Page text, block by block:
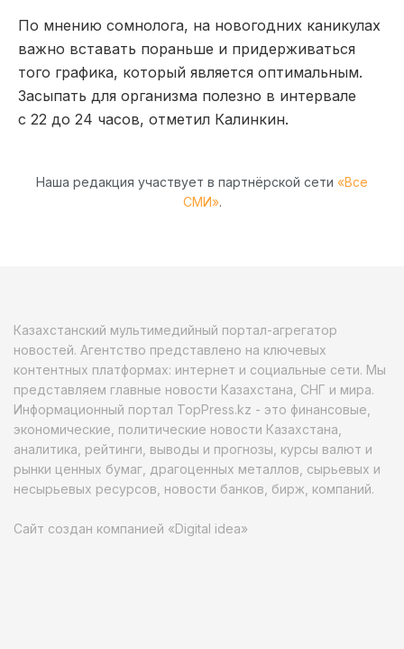
По мнению сомнолога, на новогодних каникулах
важно вставать пораньше и придерживаться
того графика, который является оптимальным.
Засыпать для организма полезно в интервале
с 22 до 24 часов, отметил Калинкин.
Наша редакция участвует в партнёрской сети «Все
СМИ».
Казахстанский мультимедийный портал-агрегатор
новостей. Агентство представлено на ключевых
контентных платформах: интернет и социальные сети. Мы
представляем главные новости Казахстана, СНГ и мира.
Информационный портал TopPress.kz - это финансовые,
экономические, политические новости Казахстана,
аналитика, рейтинги, выводы и прогнозы, курсы валют и
рынки ценных бумаг, драгоценных металлов, сырьевых и
несырьевых ресурсов, новости банков, бирж, компаний.
Сайт создан компанией «Digital idea»